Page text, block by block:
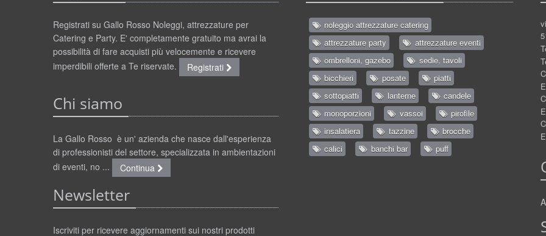
Registrati su Gallo Rosso Noleggi, attrezzature per
Catering e Party. E' completamente gratuito ma avrai la
possibilità di fare acquisti più velocemente e ricevere
imperdibili offerte a Te riservate.
Registrati
Chi siamo
La Gallo Rosso è un' azienda che nasce dall'esperienza
di professionisti del settore, specializzata in ambientazioni
di eventi, no ...
Continua
Newsletter
Iscriviti per ricevere aggiornamenti sui nostri prodotti
noleggio attrezzature catering
attrezzature party
attrezzature eventi
ombrelloni, gazebo
sedie, tavoli
bicchieri
posate
piatti
sottopiatti
lanterne
candele
monoporzioni
vassoi
pirofile
insalatiera
tazzine
brocche
calici
banchi bar puff